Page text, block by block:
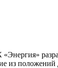
из положений